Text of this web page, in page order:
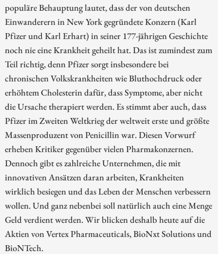
populäre Behauptung lautet, dass der von deutschen
Einwanderern in New York gegründete Konzern (Karl
Pfizer und Karl Erhart) in seiner 177-jährigen Geschichte
noch nie eine Krankheit geheilt hat. Das ist zumindest zum
Teil richtig, denn Pfizer sorgt insbesondere bei
chronischen Volkskrankheiten wie Bluthochdruck oder
erhöhtem Cholesterin dafür, dass Symptome, aber nicht
die Ursache therapiert werden. Es stimmt aber auch, dass
Pfizer im Zweiten Weltkrieg der weltweit erste und größte
Massenproduzent von Penicillin war. Diesen Vorwurf
erheben Kritiker gegenüber vielen Pharmakonzernen.
Dennoch gibt es zahlreiche Unternehmen, die mit
innovativen Ansätzen daran arbeiten, Krankheiten
wirklich besiegen und das Leben der Menschen verbessern
wollen. Und ganz nebenbei soll natürlich auch eine Menge
Geld verdient werden. Wir blicken deshalb heute auf die
Aktien von Vertex Pharmaceuticals, BioNxt Solutions und
BioNTech.